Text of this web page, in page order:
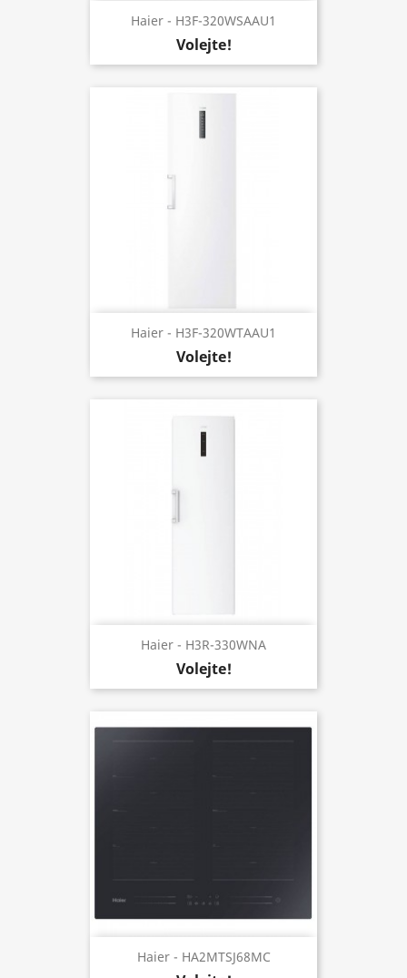
Haier - H3F-320WSAAU1
Volejte!
Haier - H3F-320WTAAU1
Volejte!
Haier - H3R-330WNA
Volejte!
Haier - HA2MTSJ68MC